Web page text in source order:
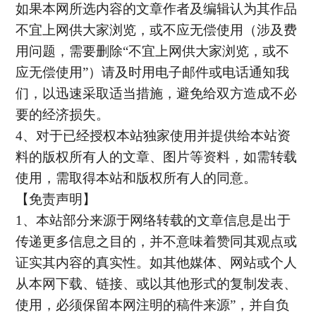
如果本网所选内容的文章作者及编辑认为其作品
不宜上网供大家浏览，或不应无偿使用（涉及费
用问题，需要删除“不宜上网供大家浏览，或不
应无偿使用”）请及时用电子邮件或电话通知我
们，以迅速采取适当措施，避免给双方造成不必
要的经济损失。
4、对于已经授权本站独家使用并提供给本站资
料的版权所有人的文章、图片等资料，如需转载
使用，需取得本站和版权所有人的同意。
【免责声明】
1 、本站部分来源于网络转载的文章信息是出于
传递更多信息之目的，并不意味着赞同其观点或
证实其内容的真实性。如其他媒体、网站或个人
从本网下载、链接、或以其他形式的复制发表、
使用，必须保留本网注明的稿件来源”，并自负